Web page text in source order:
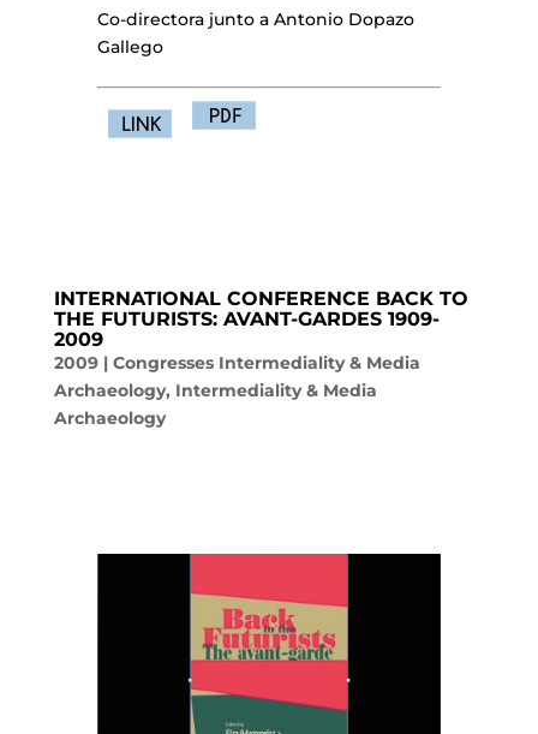
Co-directora junto a Antonio Dopazo
Gallego
INTERNATIONAL CONFERENCE BACK TO
THE FUTURISTS: AVANT-GARDES 1909-
2009
2009| Congresses Intermediality & Media
Archaeology, Intermediality & Media
Archaeology